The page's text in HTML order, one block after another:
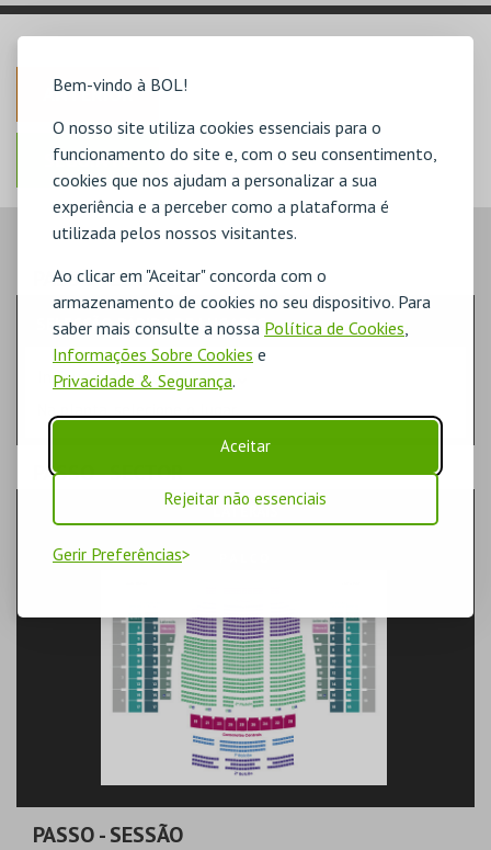
Bem-vindo à BOL!
O nosso site utiliza cookies essenciais para o
funcionamento do site e, com o seu consentimento,
cookies que nos ajudam a personalizar a sua
experiência e a perceber como a plataforma é
utilizada pelos nossos visitantes.
Ao clicar em "Aceitar" concorda com o
armazenamento de cookies no seu dispositivo. Para
saber mais consulte a nossa Política de Cookies
Informações Sobre Cookies e
Privacidade & Segurança.
Aceitar
Rejeitar não essenciais
Gerir Preferências
ANTERIOR
PASSO- LUGARES
SELECÇÃO RÁPIDA DE LUGARES
Indique a quantidade
PASSO- SECTOR
LATERAIS
PASSO- SESSÃO